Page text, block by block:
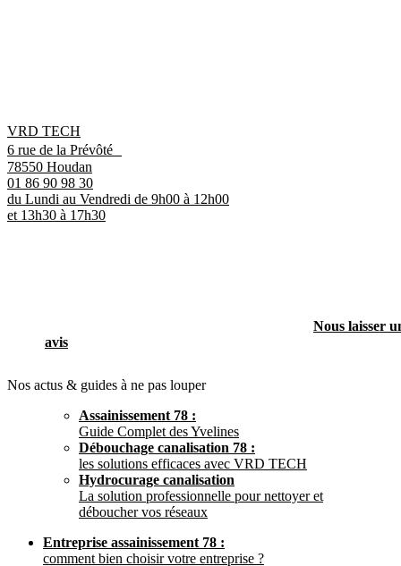
VRD TECH
6 rue de la Prévôté
78550 Houdan
01 86 90 98 30
du Lundi au Vendredi de 9h00 à 12h00
et 13h30 à 17h30
Nous laisser
avis
Nos actus & guides à ne pas louper
Assainissement 78 :
Guide Complet des Yvelines
Débouchage canalisation 78 :
les solutions efficaces avec VRD TECH
Hydrocurage canalisation
La solution professionnelle pour nettoyer et
déboucher vos réseaux
Entreprise assainissement 78 :
comment bien choisir votre entreprise ?